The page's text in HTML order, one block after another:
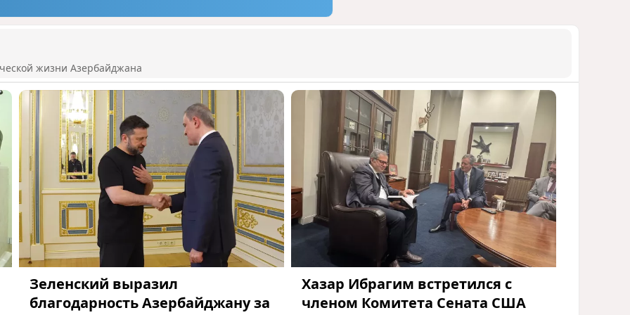
жизни Азербайджана
Зеленский выразил
благодарность Азербайджану за
Хазар Ибрагим встретился с
членом Комитета Сената США